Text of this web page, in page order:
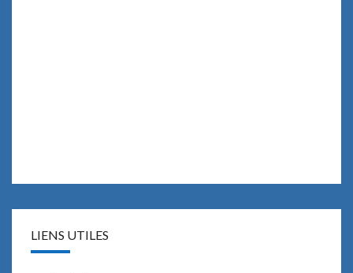
LIENS UTILES